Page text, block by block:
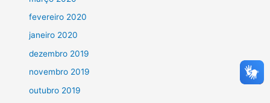
fevereiro 2020
janeiro 2020
dezembro 2019
novembro 2019
outubro 2019